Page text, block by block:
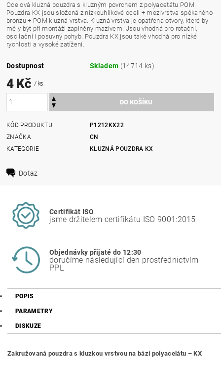
Ocelová kluzná pouzdra s kluzným povrchem z polyacetátu POM.
Pouzdra KX jsou složená z nízkouhlíkové oceli + mezivrstva spékaného
bronzu + POM kluzná vrstva. Kluzná vrstva je opatřena otvory, které by
měly být při montáži zaplněny mazivem. Jsou vhodná pro rotační,
oscilační i posuvný pohyb. Pouzdra KX jsou také vhodná pro nízké
rychlosti a vysoké zatížení.
Dostupnost Skladem (14714 ks)
4 Kč / ks
KÓD PRODUKTU
P1212KX22
ZNAČKA
CN
KATEGORIE
KLUZNÁ POUZDRA KX
Dotaz
Certifikát ISO
jsme držitelem certifikátu ISO 9001:2015
Objednávky přijaté do 12:30
doručíme následující den prostřednictvím
PPL
POPIS
PARAMETRY
DISKUZE
Zakružovaná pouzdra s kluzkou vrstvou na bázi polyacelátu – KX